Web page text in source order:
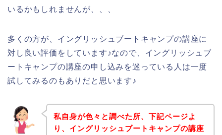
いるかもしれませんが、、、
多くの方が、イングリッシュブートキャンプの講座に
対し良い評価をしています♪なので、イングリッシュブ
ートキャンプの講座の申し込みを迷っている人は一度
試してみるのもありだと思います♪
私自身が色々と調べた所、下記ページよ
り、イングリッシュブートキャンプの講座